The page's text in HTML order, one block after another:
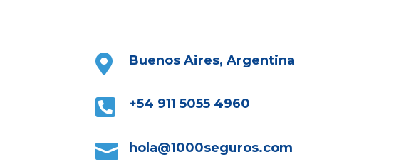
 Buenos Aires, Argentina
 +54 911 5055 4960
 hola@1000seguros.com